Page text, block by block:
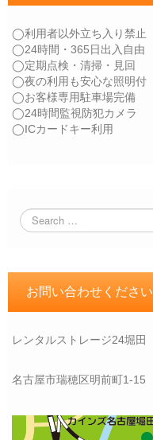
◯利用者以外立ち入り禁止
◯24時間・365日出入自由
◯定期点検・清掃・見回
◯夜の利用も安心な照明付
◯お客様専用駐車場完備
◯24時間監視防犯カメラ
◯ICカードキー利用
お問い合わせください
レンタルストレージ24堀田
名古屋市瑞穂区明前町1-15